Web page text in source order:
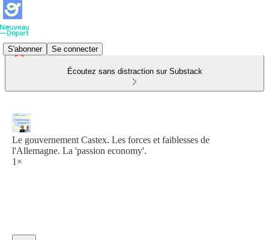
S'abonner Se connecter
Écoutez sans distraction sur Substack
Le gouvernement Castex. Les forces et faiblesses de
l'Allemagne. La 'passion economy'.
1×